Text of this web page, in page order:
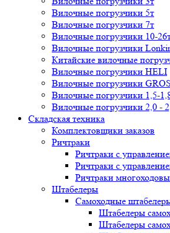
Вилочные погрузчики 5т
Вилочные погрузчики 7т
Вилочные погрузчики 10-
Вилочные погрузчики
Китайские вилочные
Вилочные погрузчики HELI
Вилочные погрузчики GROS
Вилочные погрузчики 1,5-
Вилочные погрузчики 2,0 -
Складская техника
Комплектовщики заказов
Ричтраки
Ричтраки с
Ричтраки с
Ричтраки
Штабелеры
Самоходные
Штабелеры
Штабелеры